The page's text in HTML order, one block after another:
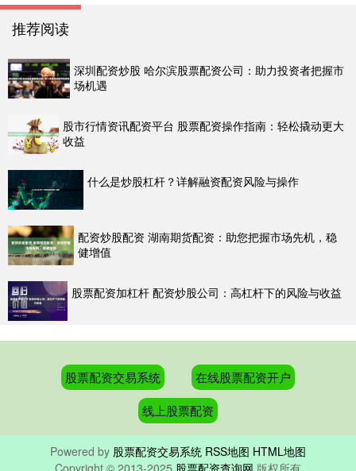
推荐阅读
深圳配资炒股 哈尔滨股票配资公司：助力投资者把握市
场机遇
股市行情资讯配资平台 股票配资操作指南：轻松撬动更大
收益
什么是炒股杠杆？详解融资配资风险与操作
配资炒股配资 湖南期货配资：助您把握市场先机，稳
健增值
股票配资加杠杆 配资炒股公司：高杠杆下的风险与收益
股票配资交易系统
在线股票配资开户
线上股票配资
Powered by 股票配资交易系统 RSS地图 HTML地图